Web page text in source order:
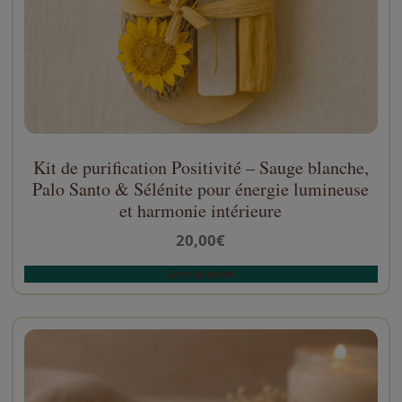
Kit de purification Positivité – Sauge blanche,
Palo Santo & Sélénite pour énergie lumineuse
et harmonie intérieure
20,00€
Lire la suite